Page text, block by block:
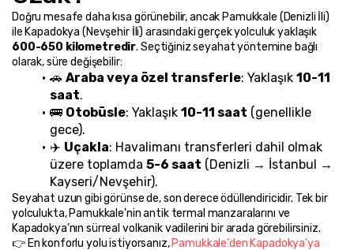
Doğru mesafe daha kısa görünebilir, ancak Pamukkale (Denizli İli)
600-650 kilometredir. Seçtiğiniz seyahat yöntemine bağlı
olarak, süre değişebilir:
🚗 Araba veya özel transferle: Yaklaşık 10-11
saat.
🚌 Otobüsle: Yaklaşık 10-11 saat (genellikle
gece).
✈️ Uçakla: Havalimanı transferleri dahil olmak
üzere toplamda 5-6 saat (Denizli → İstanbul →
Kayseri/Nevşehir).
Seyahat uzun gibi görünse de, son derece ödüllendiricidir. Tek bir
yolculukta, Pamukkale’nin antik termal manzaralarını ve
Kapadokya’nın sürreal volkanik vadilerini bir arada görebilirsiniz.
👉 En konforlu yolu istiyorsanız, Pamukkale'den Kapadokya'ya